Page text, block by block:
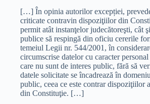
[…] În opinia autorilor excepției,
criticate contravin dispoziţiilor din
permit atât instanţelor judecătoreşti, cât
publice să respingă din oficiu cererile
temeiul Legii nr. 544/2001, în
circumscrise datelor cu caracter
care nu sunt de interes public, fără să
datele solicitate se încadrează în
public, ceea ce este contrar dispoziţiilor
din Constituţie. […]